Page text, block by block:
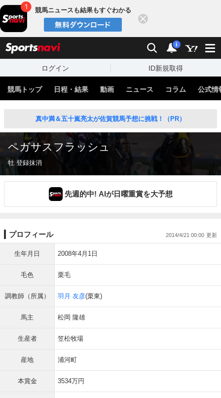
競馬ニュースも結果もすぐわかる
検索 通知
i
ログイン ID新規取得
競馬トップ 日程・結果 動画 ニュース コラム 公式情
真中満＆五十嵐亮太が佐賀競馬予想に挑戦！（PR）
ペガサスフラッシュ
牡 登録抹消
先週的中! AIが日曜重賞を大予想
プロフィール 2014/4/21 00:00
生年月日 2008年4月1日
毛色 栗毛
調教師（所属） 羽月 友彦(栗東)
馬主 松岡 隆雄
生産者 笠松牧場
産地 浦河町
本賞金 3534万円